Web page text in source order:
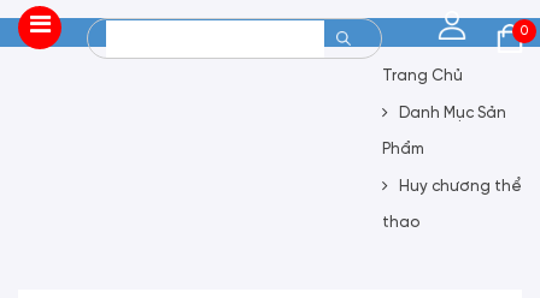
0
Trang Chủ
Danh Mục Sản
Phẩm
Huy chương thể
thao